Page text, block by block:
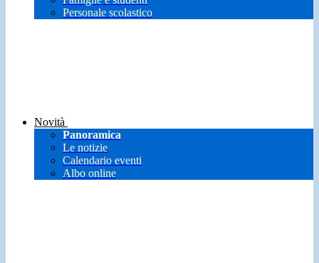
Personale scolastico
Novità
Panoramica
Le notizie
Calendario eventi
Albo online